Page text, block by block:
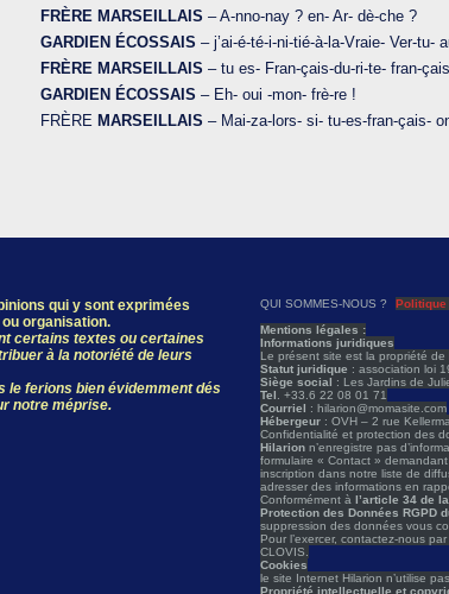
FRÈRE MARSEILLAIS – A-nno-nay ? en- Ar- dè-che ?
GARDIEN ÉCOSSAIS – j’ai-é-té-i-ni-tié-à-la-Vraie- Ver-tu-
FRÈRE MARSEILLAIS – tu es- Fran-çais-du-ri-te- fran-
GARDIEN ÉCOSSAIS – Eh- oui -mon- frè-re !
FRÈRE MARSEILLAIS – Mai-za-lors- si- tu-es-fran-çais-
qui y sont exprimées
ou organisation.
certains textes ou certaines
à la notoriété de leurs
le ferions bien évidemment dés
notre méprise.
QUI SOMMES-NOUS ?
Politique
Mentions légales :
Informations juridiques
Le présent site est la propriété de
Statut juridique : association loi
Siège social : Les Jardins de
Tel . +33.6 22 08 01 71
Courriel : hilarion@momasite.com
Hébergeur : OVH – 2 rue
Confidentialité et protection des
Hilarionn’enregistre pas
formulaire « Contact »
inscription dans notre liste de
adresser des informations en
Conformément à l’article 34 de
Protection des Données RGPD
suppression des données vous
Pour l’exercer, contactez-nous
CLOVIS.
Cookies
le site Internet Hilarion n’utilise
Propriété intellectuelle et